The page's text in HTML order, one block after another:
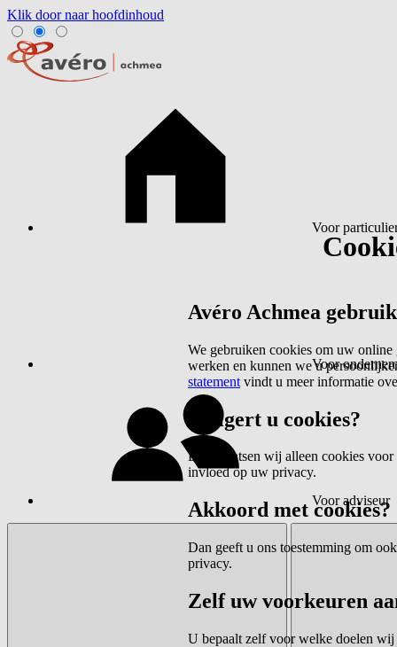
Klik door naar hoofdinhoud
Voor
Voor
Voor adviseur
Avéro Achmea
We gebruiken cookies om uw online
werken en kunnen we u
statement vindt u meer informatie
Weigert u cookies?
Dan plaatsen wij alleen cookies
invloed op uw privacy.
Akkoord met cookies?
Dan geeft u ons toestemming om
privacy.
Zelf uw voorkeuren
U bepaalt zelf voor welke doelen